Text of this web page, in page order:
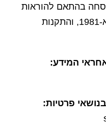
בהתאם להוראות
חוק הגנת הפרטיות, התשמ"א-1981, והתקנות
המידע:
פרטיות: